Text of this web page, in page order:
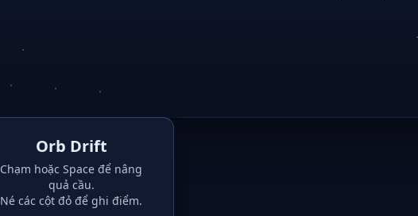
Orb Drift
Chạm hoặc Space để nâng
quả cầu.
Né các cột đỏ để ghi điểm.